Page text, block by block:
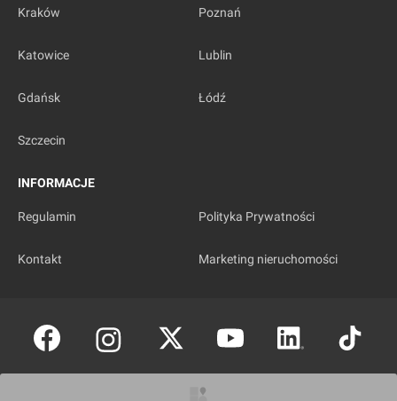
Kraków Poznań
Katowice Lublin
Gdańsk Łódź
Szczecin
INFORMACJE
Regulamin Polityka Prywatności
Kontakt Marketing nieruchomości